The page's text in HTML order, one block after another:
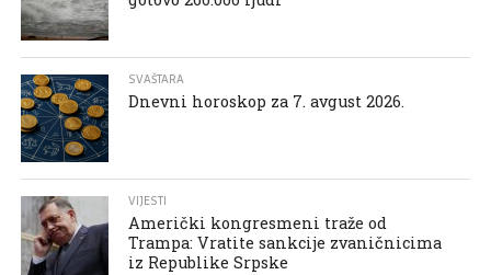
SVAŠTARA
Dnevni horoskop za 7. avgust 2026.
VIJESTI
Američki kongresmeni traže od
Trampa: Vratite sankcije zvaničnicima
iz Republike Srpske